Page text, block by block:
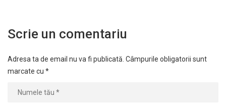
Scrie un comentariu
Adresa ta de email nu va fi publicată. Câmpurile obligatorii sunt
marcate cu *